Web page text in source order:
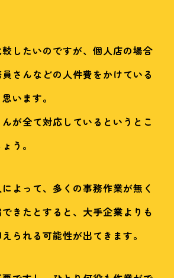
したいのですが、個人店の場合
さんなどの人件費をかけている
います。
が全て対応しているというとこ
う。
よって、多くの事務作業が無く
きたとすると、大手企業よりも
られる可能性が出てきます。